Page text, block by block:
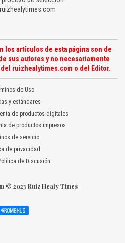
los artículos de esta página son de
sus autores y no necesariamente
ruizhealytimes.com o del Editor.
de Uso
y estándares
de productos digitales
de productos impresos
de servicio
de privacidad
de Discusión
© 2023 Ruiz Healy Times